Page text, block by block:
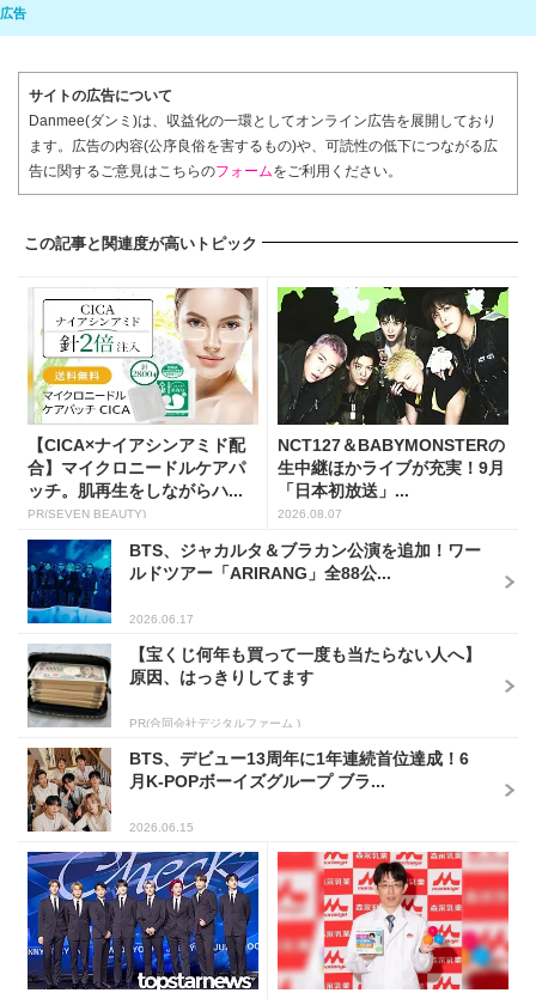
サイトの広告について
Danmee(ダンミ)は、収益化の一環としてオンライン広告を展開しており
ます。広告の内容(公序良俗を害するもの)や、可読性の低下につながる広
告に関するご意見はこちらのフォームをご利用ください。
この記事と関連度が高いトピック
【CICA×ナイアシンアミド配
合】マイクロニードルケアパ
ッチ。肌再生をしながらハ...
PR(SEVEN BEAUTY)
NCT127＆BABYMONSTERの
生中継ほかライブが充実！9月
「日本初放送」...
2026.08.07
BTS、ジャカルタ＆ブラカン公演を追加！ワー
ルドツアー「ARIRANG」全88公...
2026.06.17
【宝くじ何年も買って一度も当たらない人へ】
原因、はっきりしてます
PR(合同会社デジタルファーム )
BTS、デビュー13周年に1年連続首位達成！6
月K-POPボーイズグループ ブラ...
2026.06.15